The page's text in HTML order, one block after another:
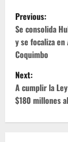
P
o
s
t
n
a
Previous:
Se consolida
y se focaliza
Coquimbo
Next:
A cumplir la
$180 millones